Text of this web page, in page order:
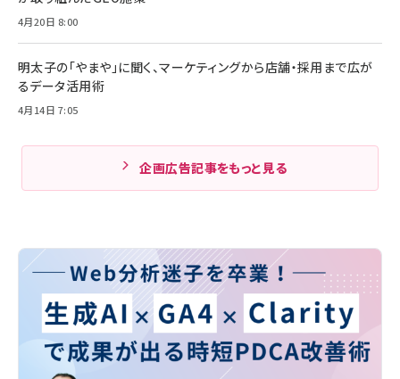
4月20日 8:00
明太子の「やまや」に聞く、マーケティングから店舗・採用まで広が
るデータ活用術
4月14日 7:05
企画広告記事をもっと見る